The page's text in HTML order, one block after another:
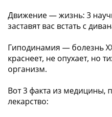
Движение — жизнь: 3
заставят вас встать с
Гиподинамия — болезнь
краснеет, не опухает, но
организм.
Вот 3 факта из медицины,
лекарство: